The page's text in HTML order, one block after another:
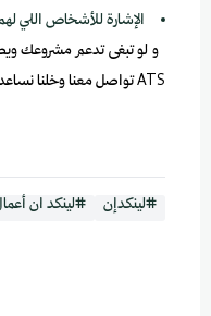
الإشارة للأشخاص اللي
و لو تبغى تدعم مشروعك
ATS تواصل معنا وخلنا نساعدك ترفع حضورك المهني وتحقق أهدافك.
#لينكدإن #لينكد ان